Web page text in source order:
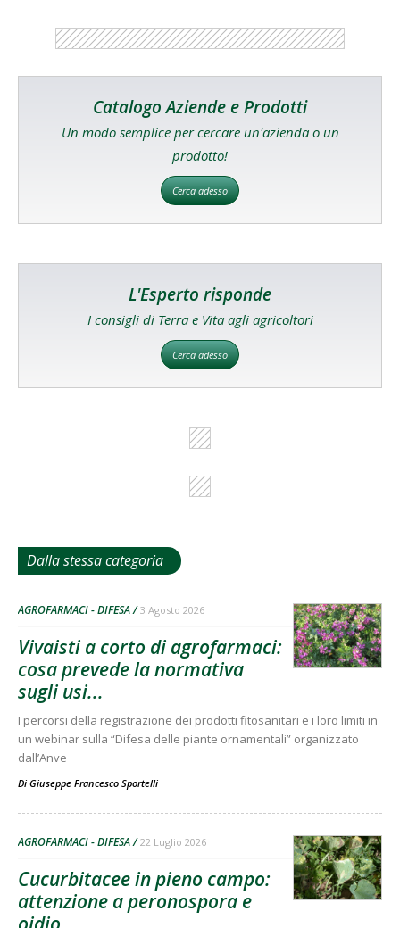
Catalogo Aziende e Prodotti
Un modo semplice per cercare un'azienda o un
prodotto!
Cerca adesso
L'Esperto risponde
I consigli di Terra e Vita agli agricoltori
Cerca adesso
Dalla stessa categoria
AGROFARMACI - DIFESA 3 Agosto 2026
Vivaisti a corto di agrofarmaci:
cosa prevede la normativa
sugli usi...
I percorsi della registrazione dei prodotti fitosanitari e i loro limiti in
un webinar sulla “Difesa delle piante ornamentali” organizzato
dall’Anve
Di Giuseppe Francesco Sportelli
AGROFARMACI - DIFESA 22 Luglio 2026
Cucurbitacee in pieno campo:
attenzione a peronospora e